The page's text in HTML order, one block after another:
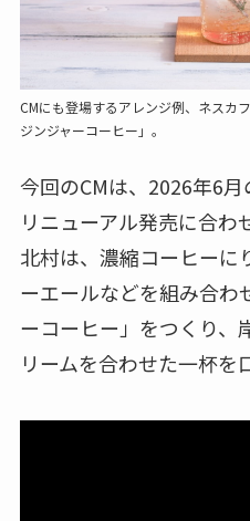
CMにも登場するアレンジ例、ネスカ
ジンジャーコーヒー」。
今回のCMは、2026年6月
リニューアル発売に合わ
北村は、濃縮コーヒーに
ーエールなどを組み合わ
ーコーヒー」をつくり、
リームを合わせた一杯を